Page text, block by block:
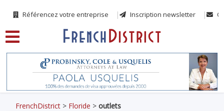
Référencez votre entreprise Inscription newsletter
FrenchDistrict > Floride >outlets